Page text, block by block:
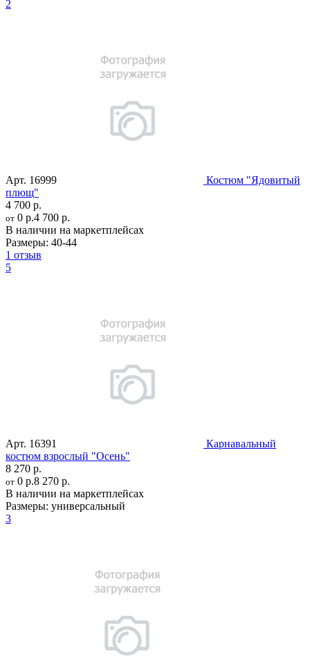
2
Арт. 16999
Костюм "Ядовитый
плющ"
4 700 р.
от 0 р.4 700 р.
В наличии на маркетплейсах
Размеры: 40-44
1 отзыв
5
Арт. 16391
Карнавальный
костюм взрослый "Осень"
8 270 р.
от 0 р.8 270 р.
В наличии на маркетплейсах
Размеры: универсальный
3